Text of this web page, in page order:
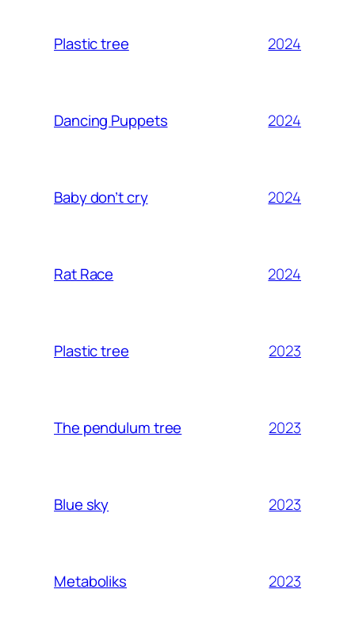
Plastic tree 2024
Dancing Puppets 2024
Baby don’t cry 2024
Rat Race 2024
Plastic tree 2023
The pendulum tree 2023
Blue sky 2023
Metaboliks 2023